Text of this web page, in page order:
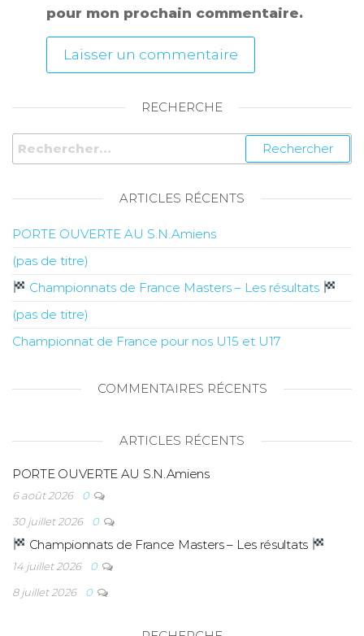
pour mon prochain commentaire.
RECHERCHE
ARTICLES RÉCENTS
PORTE OUVERTE AU S.N.Amiens
(pas de titre)
Championnats de France Masters – Les résultats
(pas de titre)
Championnat de France pour nos U15 et U17
COMMENTAIRES RÉCENTS
ARTICLES RÉCENTS
PORTE OUVERTE AU S.N.Amiens
6 août 2026
0
30 juillet 2026
0
Championnats de France Masters – Les résultats
14 juillet 2026
0
8 juillet 2026
0